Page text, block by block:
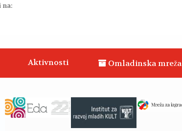
na:
Aktivnosti Omladinska mreža